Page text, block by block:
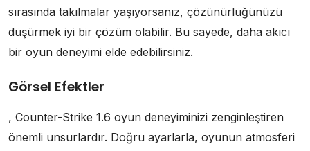
sırasında takılmalar yaşıyorsanız, çözünürlüğünüzü
düşürmek iyi bir çözüm olabilir. Bu sayede, daha akıcı
bir oyun deneyimi elde edebilirsiniz.
Görsel Efektler
, Counter-Strike 1.6 oyun deneyiminizi zenginleştiren
önemli unsurlardır. Doğru ayarlarla, oyunun atmosferi